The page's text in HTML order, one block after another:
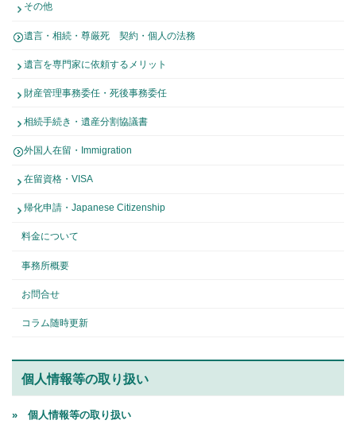
その他
遺言・相続・尊厳死 契約・個人の法務
遺言を専門家に依頼するメリット
財産管理事務委任・死後事務委任
相続手続き・遺産分割協議書
外国人在留・Immigration
在留資格・VISA
帰化申請・Japanese Citizenship
料金について
事務所概要
お問合せ
コラム随時更新
個人情報等の取り扱い
» 個人情報等の取り扱い